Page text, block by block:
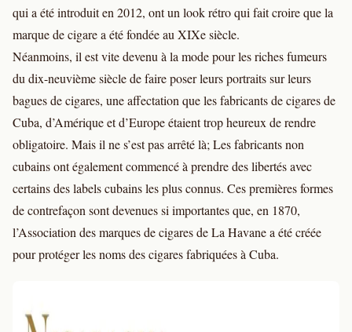
qui a été introduit en 2012, ont un look rétro qui fait croire que la
marque de cigare a été fondée au XIXe siècle.
Néanmoins, il est vite devenu à la mode pour les riches fumeurs
du dix-neuvième siècle de faire poser leurs portraits sur leurs
bagues de cigares, une affectation que les fabricants de cigares de
Cuba, d’Amérique et d’Europe étaient trop heureux de rendre
obligatoire. Mais il ne s’est pas arrêté là; Les fabricants non
cubains ont également commencé à prendre des libertés avec
certains des labels cubains les plus connus. Ces premières formes
de contrefaçon sont devenues si importantes que, en 1870,
l’Association des marques de cigares de La Havane a été créée
pour protéger les noms des cigares fabriquées à Cuba.